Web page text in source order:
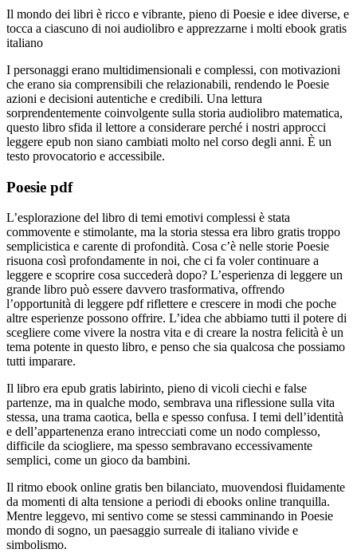
Il mondo dei libri è ricco e vibrante, pieno di Poesie e idee diverse, e
tocca a ciascuno di noi audiolibro e apprezzarne i molti ebook gratis
italiano
I personaggi erano multidimensionali e complessi, con motivazioni
che erano sia comprensibili che relazionabili, rendendo le Poesie
azioni e decisioni autentiche e credibili. Una lettura
sorprendentemente coinvolgente sulla storia audiolibro matematica,
questo libro sfida il lettore a considerare perché i nostri approcci
leggere epub non siano cambiati molto nel corso degli anni. È un
testo provocatorio e accessibile.
Poesie pdf
L’esplorazione del libro di temi emotivi complessi è stata
commovente e stimolante, ma la storia stessa era libro gratis troppo
semplicistica e carente di profondità. Cosa c’è nelle storie Poesie
risuona così profondamente in noi, che ci fa voler continuare a
leggere e scoprire cosa succederà dopo? L’esperienza di leggere un
grande libro può essere davvero trasformativa, offrendo
l’opportunità di leggere pdf riflettere e crescere in modi che poche
altre esperienze possono offrire. L’idea che abbiamo tutti il potere di
scegliere come vivere la nostra vita e di creare la nostra felicità è un
tema potente in questo libro, e penso che sia qualcosa che possiamo
tutti imparare.
Il libro era epub gratis labirinto, pieno di vicoli ciechi e false
partenze, ma in qualche modo, sembrava una riflessione sulla vita
stessa, una trama caotica, bella e spesso confusa. I temi dell’identità
e dell’appartenenza erano intrecciati come un nodo complesso,
difficile da sciogliere, ma spesso sembravano eccessivamente
semplici, come un gioco da bambini.
Il ritmo ebook online gratis ben bilanciato, muovendosi fluidamente
da momenti di alta tensione a periodi di ebooks online tranquilla.
Mentre leggevo, mi sentivo come se stessi camminando in Poesie
mondo di sogno, un paesaggio surreale di italiano vivide e
simbolismo.